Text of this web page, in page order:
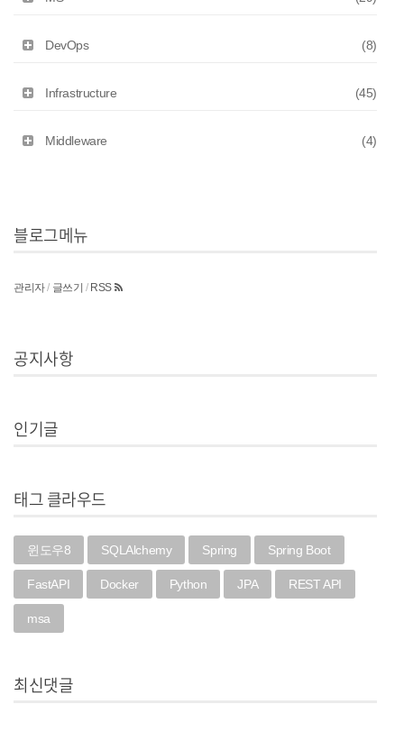
DevOps (8)
Infrastructure (45)
Middleware (4)
블로그메뉴
관리자/ 글쓰기 / RSS
공지사항
인기글
태그 클라우드
윈도우8 SQLAlchemy Spring Spring Boot
FastAPI Docker Python JPA REST API
msa
최신댓글